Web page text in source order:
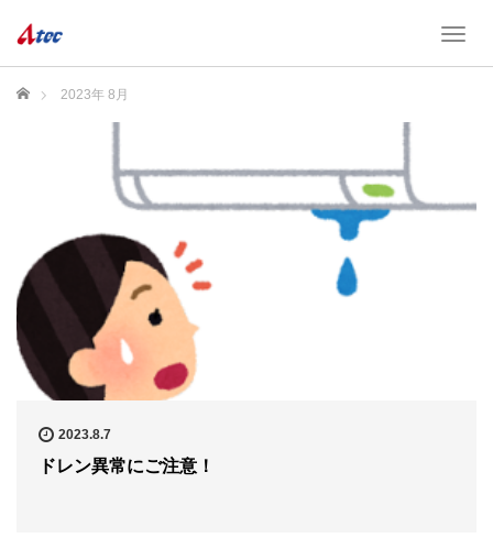
T
v
ホーム 2023年 8月
2023.8.7
ドレン異常にご注意！